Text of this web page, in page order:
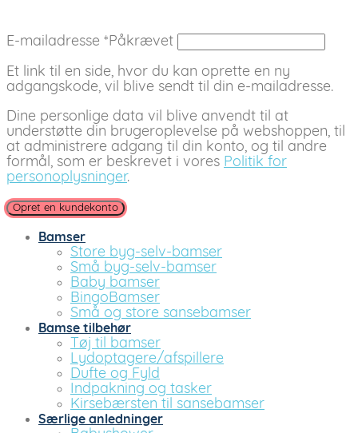
E-mailadresse *Påkrævet
Et link til en side, hvor du kan oprette en ny
adgangskode, vil blive sendt til din e-mailadresse.
Dine personlige data vil blive anvendt til at
understøtte din brugeroplevelse på webshoppen, til
at administrere adgang til din konto, og til andre
formål, som er beskrevet i vores Politik for
personoplysninger.
Opret en kundekonto
Bamser
Store byg-selv-bamser
Små byg-selv-bamser
Baby bamser
BingoBamser
Små og store sansebamser
Bamse tilbehør
Tøj til bamser
Lydoptagere/afspillere
Dufte og Fyld
Indpakning og tasker
Kirsebærsten til sansebamser
Særlige anledninger